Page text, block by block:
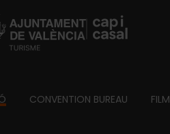
CONVENTION BUREAU